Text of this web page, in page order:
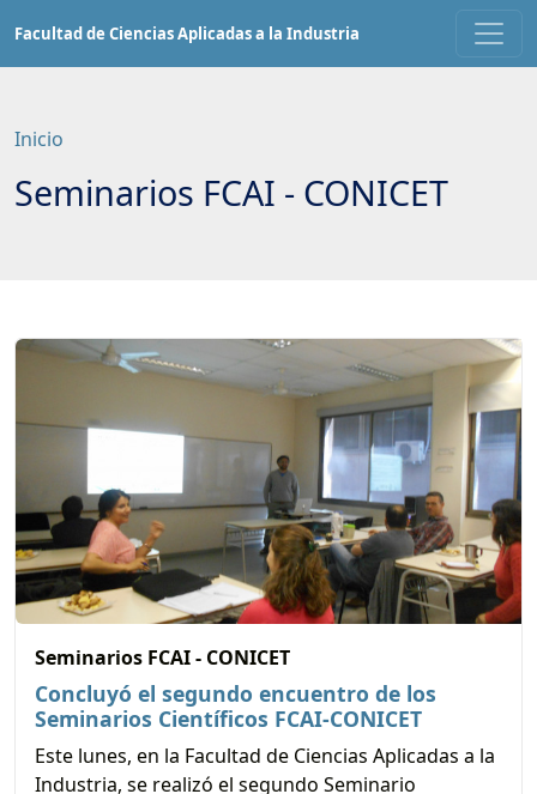
contenido
Facultad de Ciencias Aplicadas a la Industria
Inicio
Seminarios FCAI - CONICET
Seminarios FCAI - CONICET
Concluyó el segundo encuentro de los
Seminarios Científicos FCAI-CONICET
Este lunes, en la Facultad de Ciencias Aplicadas a la
Industria, se realizó el segundo Seminario